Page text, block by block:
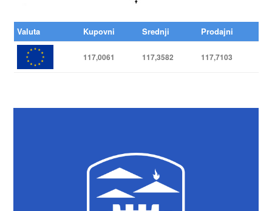
Valuta Kupovni Srednji Prodajni
117,0061 117,3582 117,7103